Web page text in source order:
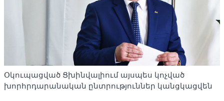
Օկուպացված Ցխինվալիում այսպես կոչված
խորհրդարանական ընտրություններ կանցկացվեն